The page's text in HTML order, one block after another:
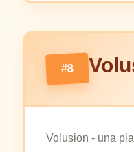
#8
Volusion - una